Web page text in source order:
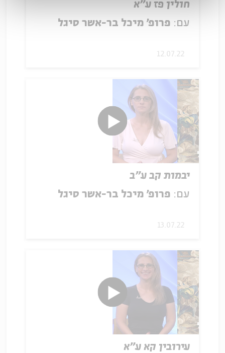
חולין פז ע"א
עם: פרופ' מיכל בר-אשר סיגל
12.07.22
יבמות קב ע"ב
עם: פרופ' מיכל בר-אשר סיגל
13.07.22
עירובין קא ע"א